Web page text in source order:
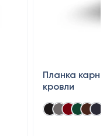
Планка
кровли